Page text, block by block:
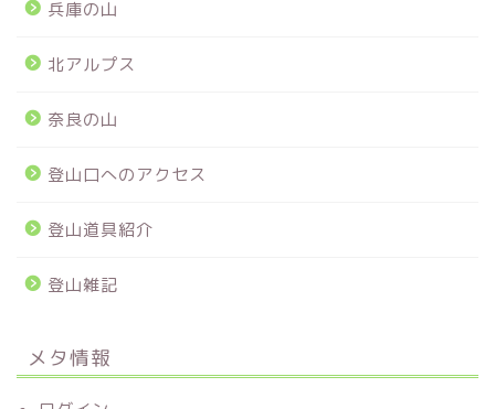
兵庫の山
北アルプス
奈良の山
登山口へのアクセス
登山道具紹介
登山雑記
メタ情報